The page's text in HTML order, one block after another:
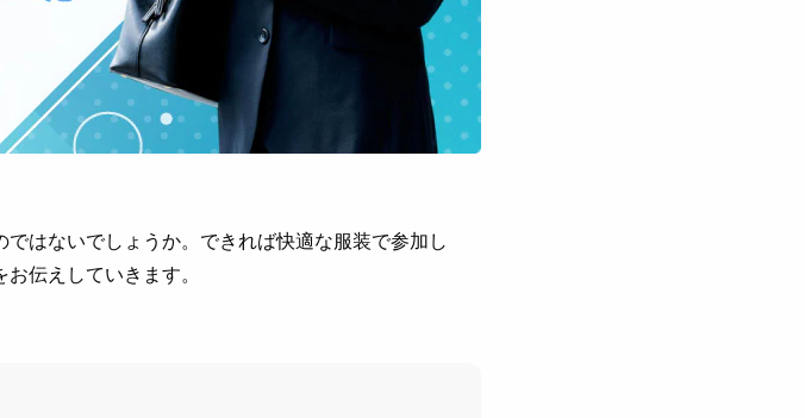
はないでしょうか。できれば快適な服装で参加し
伝えしていきます。